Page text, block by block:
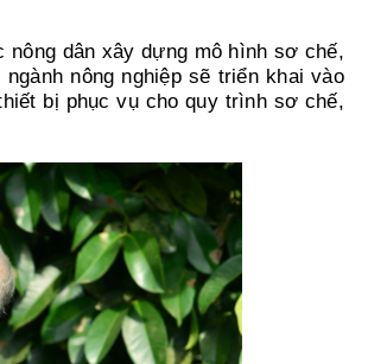
dân xây dựng mô hình sơ chế,
nông nghiệp sẽ triển khai vào
bị phục vụ cho quy trình sơ chế,